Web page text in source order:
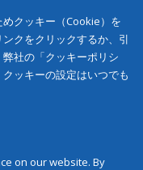
クッキー（Cookie）を
クをクリックするか、引
社の「クッキーポリシ
ッキーの設定はいつでも
on our website. By